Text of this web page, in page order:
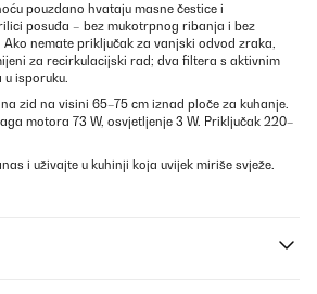
pouzdano hvataju masne čestice i
posuđa – bez mukotrpnog ribanja i bez
nemate priključak za vanjski odvod zraka,
za recirkulacijski rad; dva filtera s aktivnim
u isporuku.
zid na visini 65–75 cm iznad ploče za kuhanje.
motora 73 W, osvjetljenje 3 W. Priključak 220–
i uživajte u kuhinji koja uvijek miriše svježe.